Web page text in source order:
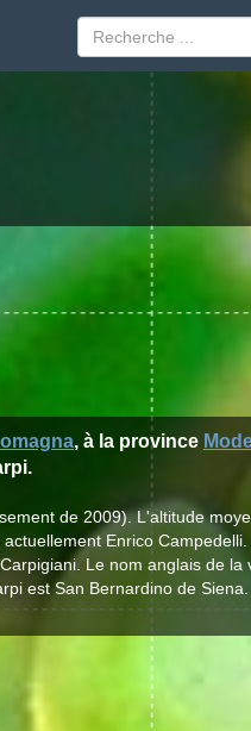
, à la province
de 2009). L'altitude
Enrico Campedelli.
Le nom anglais de la
est San Bernardino de Siena.